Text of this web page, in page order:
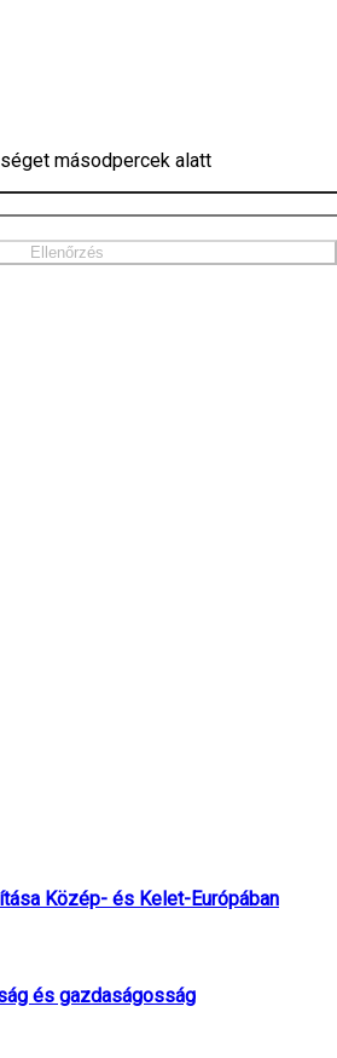
másodpercek alatt
Ellenőrzés
Közép- és Kelet-Európában
és gazdaságosság